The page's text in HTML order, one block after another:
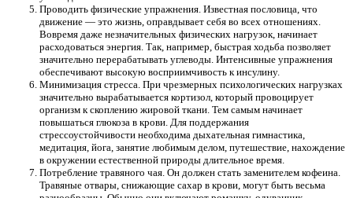
Проводить физические упражнения. Известная пословица, что
движение — это жизнь, оправдывает себя во всех отношениях.
Вовремя даже незначительных физических нагрузок, начинает
расходоваться энергия. Так, например, быстрая ходьба позволяет
значительно перерабатывать углеводы. Интенсивные упражнения
обеспечивают высокую восприимчивость к инсулину.
Минимизация стресса. При чрезмерных психологических нагрузках
значительно вырабатывается кортизол, который провоцирует
организм к скоплению жировой ткани. Тем самым начинает
повышаться глюкоза в крови. Для поддержания
стрессоустойчивости необходима дыхательная гимнастика,
медитация, йога, занятие любимым делом, путешествие, нахождение
в окружении естественной природы длительное время.
Потребление травяного чая. Он должен стать заменителем кофеина.
Травяные отвары, снижающие сахар в крови, могут быть весьма